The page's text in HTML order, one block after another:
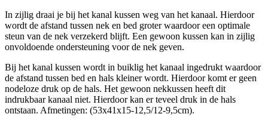
In zijlig draai je bij het kanal kussen weg van het kanaal. Hierdoor
wordt de afstand tussen nek en bed groter waardoor een optimale
steun van de nek verzekerd blijft. Een gewoon kussen kan in zijlig
onvoldoende ondersteuning voor de nek geven.
Bij het kanal kussen wordt in buiklig het kanaal ingedrukt waardoor
de afstand tussen bed en hals kleiner wordt. Hierdoor komt er geen
nodeloze druk op de hals. Het gewoon nekkussen heeft dit
indrukbaar kanaal niet. Hierdoor kan er teveel druk in de hals
ontstaan. Afmetingen: (53x41x15-12,5/12-9,5cm).